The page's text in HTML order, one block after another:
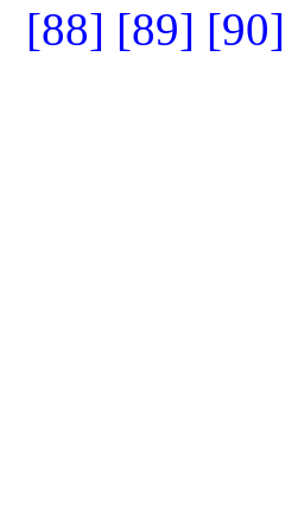
[88] [89] [90]